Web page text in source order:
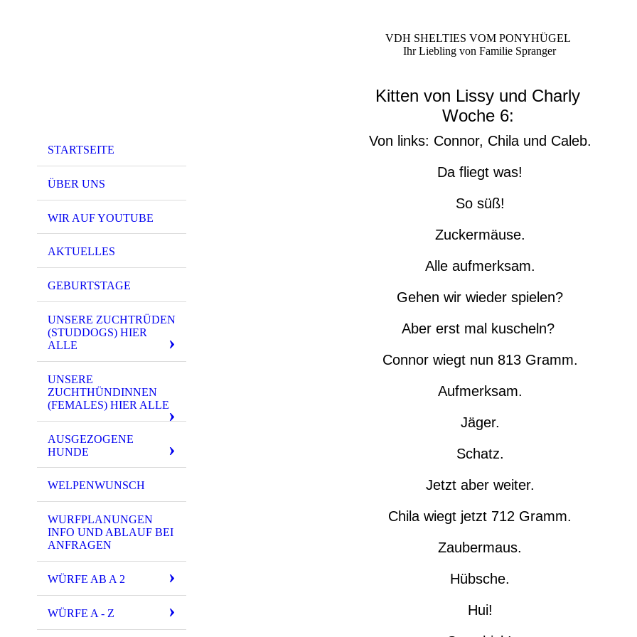
STARTSEITE
ÜBER UNS
WIR AUF YOUTUBE
AKTUELLES
GEBURTSTAGE
UNSERE ZUCHTRÜDEN
(STUDDOGS) HIER
ALLE
UNSERE
ZUCHTHÜNDINNEN
(FEMALES) HIER ALLE
AUSGEZOGENE
HUNDE
WELPENWUNSCH
WURFPLANUNGEN
INFO UND ABLAUF BEI
ANFRAGEN
WÜRFE AB A 2
WÜRFE A - Z
VDH SHELTIES VOM PONYHÜGEL
Ihr Liebling von Familie Spranger
Kitten von Lissy und Charly
Woche 6:
Von links: Connor, Chila und Caleb.
Da fliegt was!
So süß!
Zuckermäuse.
Alle aufmerksam.
Gehen wir wieder spielen?
Aber erst mal kuscheln?
Connor wiegt nun 813 Gramm.
Aufmerksam.
Jäger.
Schatz.
Jetzt aber weiter.
Chila wiegt jetzt 712 Gramm.
Zaubermaus.
Hübsche.
Hui!